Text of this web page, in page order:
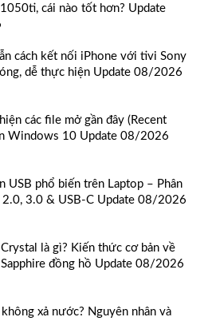
cái nào tốt hơn? Update
cách kết nối iPhone với tivi Sony
dễ thực hiện Update 08/2026
các file mở gần đây (Recent
Windows 10 Update 08/2026
USB phổ biến trên Laptop – Phân
2.0, 3.0 & USB-C Update 08/2026
là gì? Kiến thức cơ bản về
đồng hồ Update 08/2026
xả nước? Nguyên nhân và